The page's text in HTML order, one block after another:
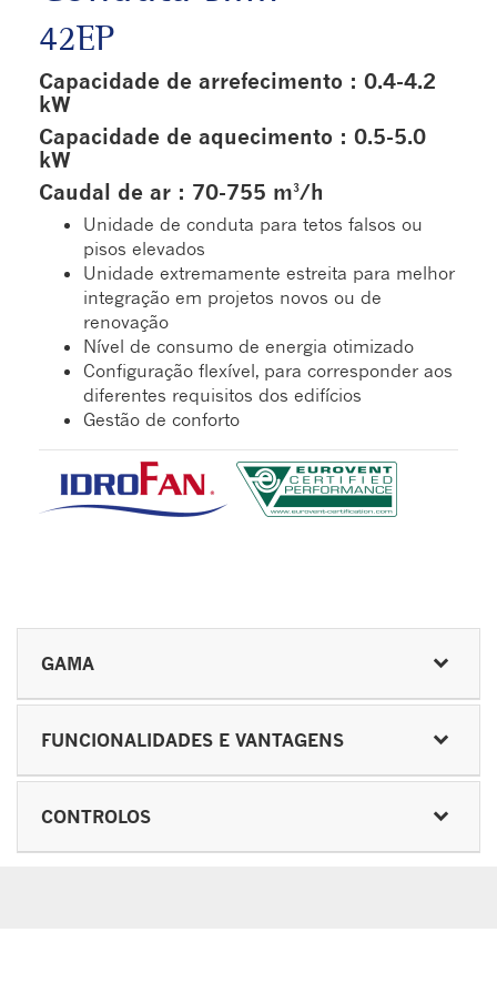
42EP
Capacidade de arrefecimento : 0.4-4.2
kW
Capacidade de aquecimento : 0.5-5.0
kW
Caudal de ar : 70-755 m³/h
Unidade de conduta para tetos falsos ou
pisos elevados
Unidade extremamente estreita para melhor
integração em projetos novos ou de
renovação
Nível de consumo de energia otimizado
Configuração flexível, para corresponder aos
diferentes requisitos dos edifícios
Gestão de conforto
GAMA
FUNCIONALIDADES E VANTAGENS
CONTROLOS